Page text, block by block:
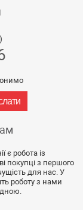
є робота із
покупці з першого
для нас. У
роботу з нами